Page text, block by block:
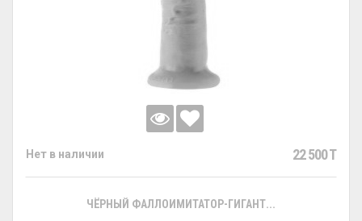
Нет в наличии 22 500 T
ЧЁРНЫЙ ФАЛЛОИМИТАТОР-ГИГАНТ...